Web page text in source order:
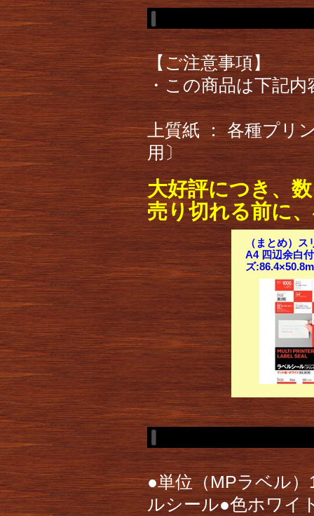
【ご注意事項】
・この商品は下記
上質紙 ： 各種プリ
用〕
大好評につき、
売り切れる前に
（まとめ）
A4 四辺余白
ズ
●単位（MPラベル
ルシール●色ホワイ